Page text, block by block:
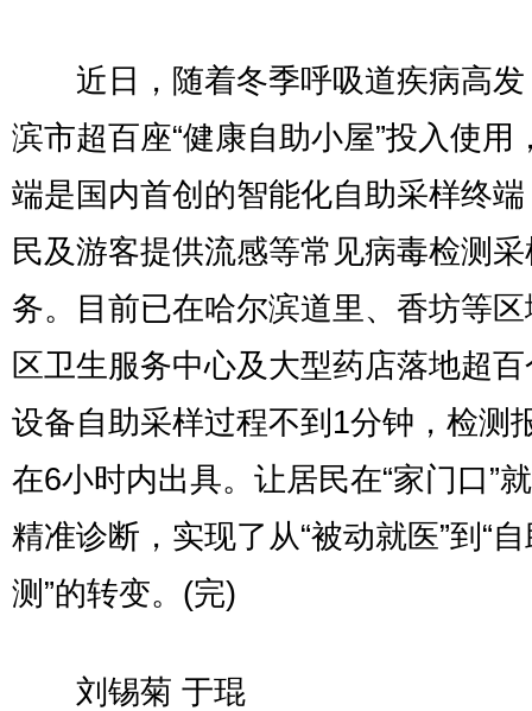
近日，随着冬季呼吸道疾病高发
滨市超百座“健康自助小屋”投入使用
端是国内首创的智能化自助采样终
民及游客提供流感等常见病毒检测
务。目前已在哈尔滨道里、香坊等
区卫生服务中心及大型药店落地超
设备自助采样过程不到1分钟，检测
在6小时内出具。让居民在“家门口”
精准诊断，实现了从“被动就医”到“
测”的转变。(完)
刘锡菊 于琨